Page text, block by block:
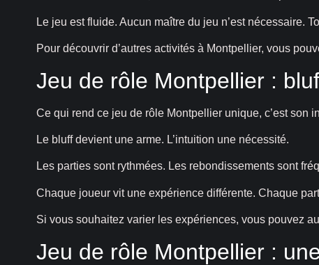
Le jeu est fluide. Aucun maître du jeu n’est nécessaire.
Pour découvrir d’autres activités à Montpellier, vous
Jeu de rôle Montpellier :
Ce qui rend ce jeu de rôle Montpellier unique, c’est son
Le bluff devient une arme. L’intuition une nécessité.
Les parties sont rythmées. Les rebondissements sont
Chaque joueur vit une expérience différente. Chaque
Si vous souhaitez varier les expériences, vous pouvez
Jeu de rôle Montpellier :